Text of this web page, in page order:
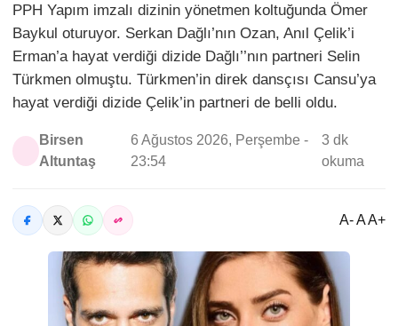
PPH Yapım imzalı dizinin yönetmen koltuğunda Ömer
Baykul oturuyor. Serkan Dağlı’nın Ozan, Anıl Çelik’i
Erman’a hayat verdiği dizide Dağlı’’nın partneri Selin
Türkmen olmuştu. Türkmen’in direk dansçısı Cansu’ya
hayat verdiği dizide Çelik’in partneri de belli oldu.
Birsen
Altuntaş
6 Ağustos 2026, Perşembe -
23:54
3 dk
okuma
A- A A+